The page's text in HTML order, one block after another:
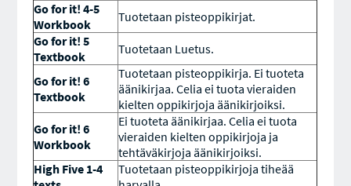
Go for it! 4-5
Workbook
Tuotetaan pisteoppikirjat.
Go for it! 5
Textbook
Tuotetaan Luetus.
Go for it! 6
Textbook
Tuotetaan pisteoppikirja. Ei tuoteta
äänikirjaa. Celia ei tuota vieraiden
kielten oppikirjoja äänikirjoiksi.
Go for it! 6
Workbook
Ei tuoteta äänikirjaa. Celia ei tuota
vieraiden kielten oppikirjoja ja
tehtäväkirjoja äänikirjoiksi.
High Five 1-4
Tuotetaan pisteoppikirjoja tiheää